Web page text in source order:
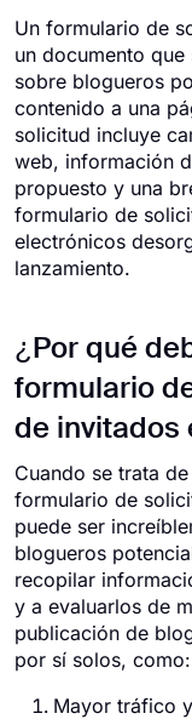
Un formulario de
un documento
sobre blogueros
contenido a una
solicitud incluye
web, información
propuesto y una
formulario de
electrónicos
lanzamiento.
¿Por qué
formulario
de invitados
Cuando se trata
formulario de
puede ser
blogueros
recopilar
y a evaluarlos de
publicación de
por sí solos, como:
Mayor tráfico